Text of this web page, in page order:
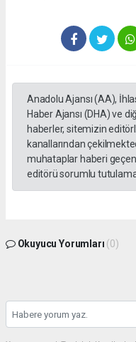
Anadolu Ajansı (AA),
Haber Ajansı (DHA) ve
haberler, sitemizin
kanallarından
muhataplar haberi
editörü sorumlu
Okuyucu Yorumları (0)